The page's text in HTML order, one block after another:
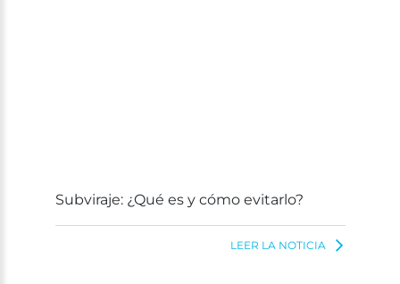
Subviraje: ¿Qué es y cómo evitarlo?
LEER LA NOTICIA